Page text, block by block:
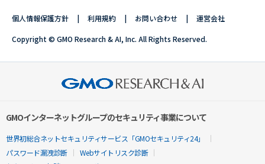
個人情報保護方針 利用規約 お問い合わせ 運営会社
Copyright © GMO Research & AI, Inc. All Rights Reserved.
GMOインターネットグループのセキュリティ事業について
世界初総合ネットセキュリティサービス「GMOセキュリティ24」
パスワード漏洩診断
Webサイトリスク診断